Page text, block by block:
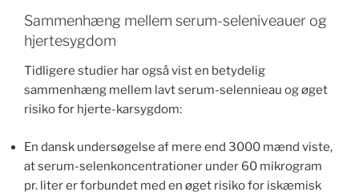
Sammenhæng mellem serum-seleniveauer og
hjertesygdom
Tidligere studier har også vist en betydelig
sammenhæng mellem lavt serum-selennieau og øget
risiko for hjerte-karsygdom:
En dansk undersøgelse af mere end 3000 mænd viste,
at serum-selenkoncentrationer under 60 mikrogram
pr. liter er forbundet med en øget risiko for iskæmisk